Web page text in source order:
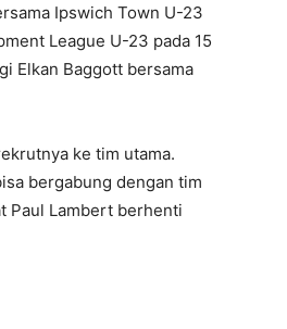
Ipswich Town U-23
League U-23 pada 15
Elkan Baggott bersama
ke tim utama.
bergabung dengan tim
Paul Lambert berhenti